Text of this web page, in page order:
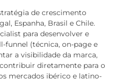
de crescimento
Espanha, Brasil e Chile.
para desenvolver e
funnel (técnica, on-page e
a visibilidade da marca,
diretamente para o
mercados ibérico e latino-